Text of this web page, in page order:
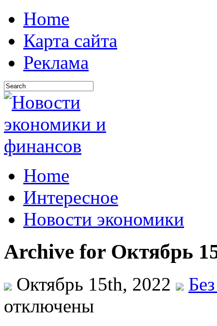
Home
Карта сайта
Реклама
Home
Интересное
Новости экономики
Archive for Октябрь
Октябрь 15th, 2022
отключены